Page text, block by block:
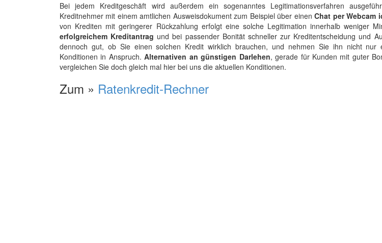
Bei jedem Kreditgeschäft wird außerdem ein sogenanntes Legitimationsverfahren
Kreditnehmer mit einem amtlichen Ausweisdokument zum Beispiel über einenChat per Webcam
von Krediten mit geringerer Rückzahlung erfolgt eine solche Legitimation innerhalb weniger
erfolgreichem Kreditantrag und bei passender Bonität schneller zur Kreditentscheidung und
dennoch gut, ob Sie einen solchen Kredit wirklich brauchen, und nehmen Sie ihn nicht nur
Konditionen in Anspruch.Alternativen an günstigen Darlehen, gerade für Kunden mit guter
vergleichen Sie doch gleich mal hier bei uns die aktuellen Konditionen.
Zum » Ratenkredit-Rechner